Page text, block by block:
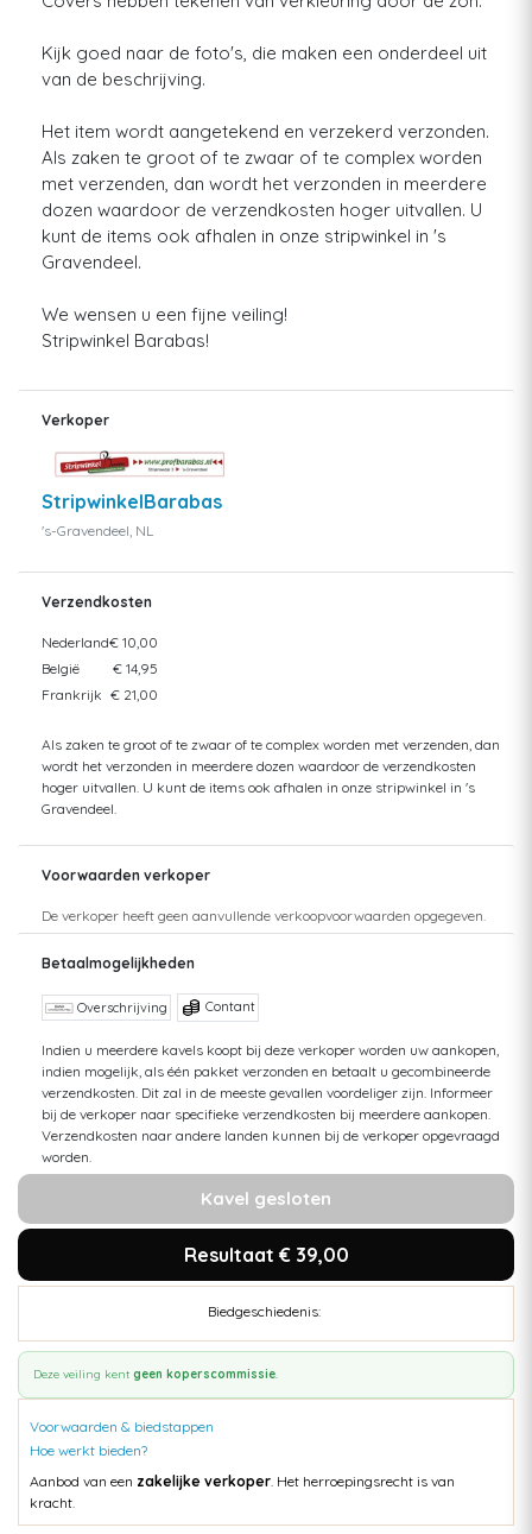
Kijk goed naar de foto's, die maken een onderdeel uit
van de beschrijving.
Het item wordt aangetekend en verzekerd verzonden.
Als zaken te groot of te zwaar of te complex worden
met verzenden, dan wordt het verzonden in meerdere
dozen waardoor de verzendkosten hoger uitvallen. U
kunt de items ook afhalen in onze stripwinkel in 's
Gravendeel.
We wensen u een fijne veiling!
Stripwinkel Barabas!
Verkoper
StripwinkelBarabas
's-Gravendeel, NL
Verzendkosten
Nederland€ 10,00
België
€ 14,95
Frankrijk € 21,00
Als zaken te groot of te zwaar of te complex worden met verzenden, dan
wordt het verzonden in meerdere dozen waardoor de verzendkosten
hoger uitvallen. U kunt de items ook afhalen in onze stripwinkel in 's
Gravendeel.
Voorwaarden verkoper
De verkoper heeft geen aanvullende verkoopvoorwaarden opgegeven.
Betaalmogelijkheden
Overschrijving Contant
Indien u meerdere kavels koopt bij deze verkoper worden uw aankopen,
indien mogelijk, als één pakket verzonden en betaalt u gecombineerde
verzendkosten. Dit zal in de meeste gevallen voordeliger zijn. Informeer
bij de verkoper naar specifieke verzendkosten bij meerdere aankopen.
Verzendkosten naar andere landen kunnen bij de verkoper opgevraagd
worden.
Kavel gesloten
Resultaat € 39,00
Biedgeschiedenis:
Deze veiling kent geen koperscommissie.
Voorwaarden & biedstappen
Hoe werkt bieden?
Aanbod van een zakelijke verkoper . Het herroepingsrecht is van
kracht.